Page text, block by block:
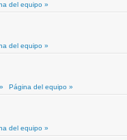
del equipo »
del equipo »
Página del equipo »
del equipo »